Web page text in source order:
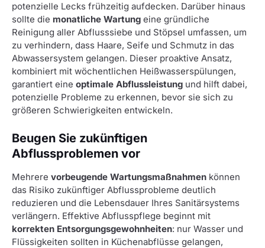
potenzielle Lecks frühzeitig aufdecken. Darüber hinaus
sollte die monatliche Wartung eine gründliche
Reinigung aller Abflusssiebe und Stöpsel umfassen, um
zu verhindern, dass Haare, Seife und Schmutz in das
Abwassersystem gelangen. Dieser proaktive Ansatz,
kombiniert mit wöchentlichen Heißwasserspülungen,
garantiert eine optimale Abflussleistung und hilft dabei,
potenzielle Probleme zu erkennen, bevor sie sich zu
größeren Schwierigkeiten entwickeln.
Beugen Sie zukünftigen
Abflussproblemen vor
Mehrere vorbeugende Wartungsmaßnahmen können
das Risiko zukünftiger Abflussprobleme deutlich
reduzieren und die Lebensdauer Ihres Sanitärsystems
verlängern. Effektive Abflusspflege beginnt mit
korrekten Entsorgungsgewohnheiten: nur Wasser und
Flüssigkeiten sollten in Küchenabflüsse gelangen,